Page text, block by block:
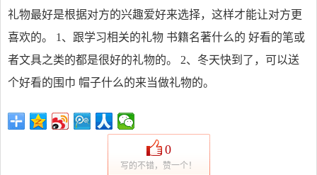
礼物最好是根据对方的兴趣爱好来选择，这样才能让对方更
喜欢的。 1、跟学习相关的礼物 书籍名著什么的 好看的笔或
者文具之类的都是很好的礼物的。 2、冬天快到了，可以送
个好看的围巾 帽子什么的来当做礼物的。
0
写的不错，赞一个！